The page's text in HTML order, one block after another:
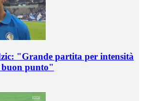
"Grande partita per intensità
buon punto"